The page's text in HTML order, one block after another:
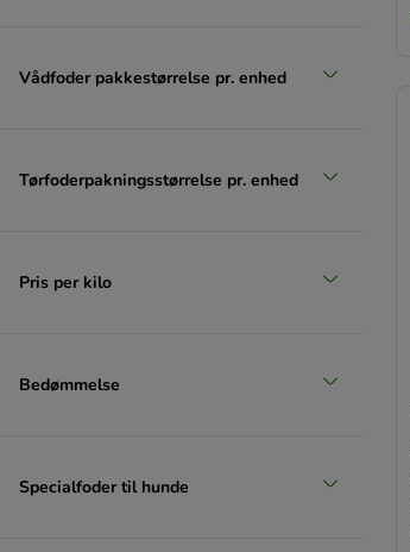
Vådfoder pakkestørrelse pr. enhed
Tørfoderpakningsstørrelse pr. enhed
Pris per kilo
Bedømmelse
Specialfoder til hunde